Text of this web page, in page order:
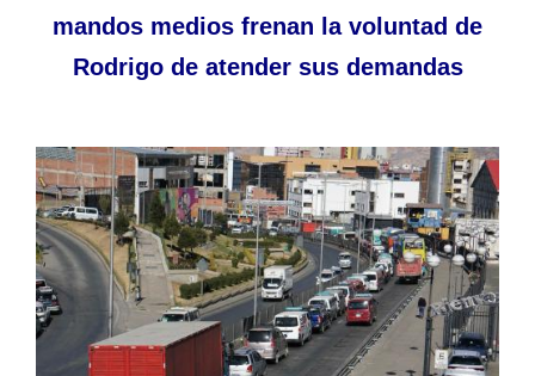
mandos medios frenan la voluntad de
Rodrigo de atender sus demandas